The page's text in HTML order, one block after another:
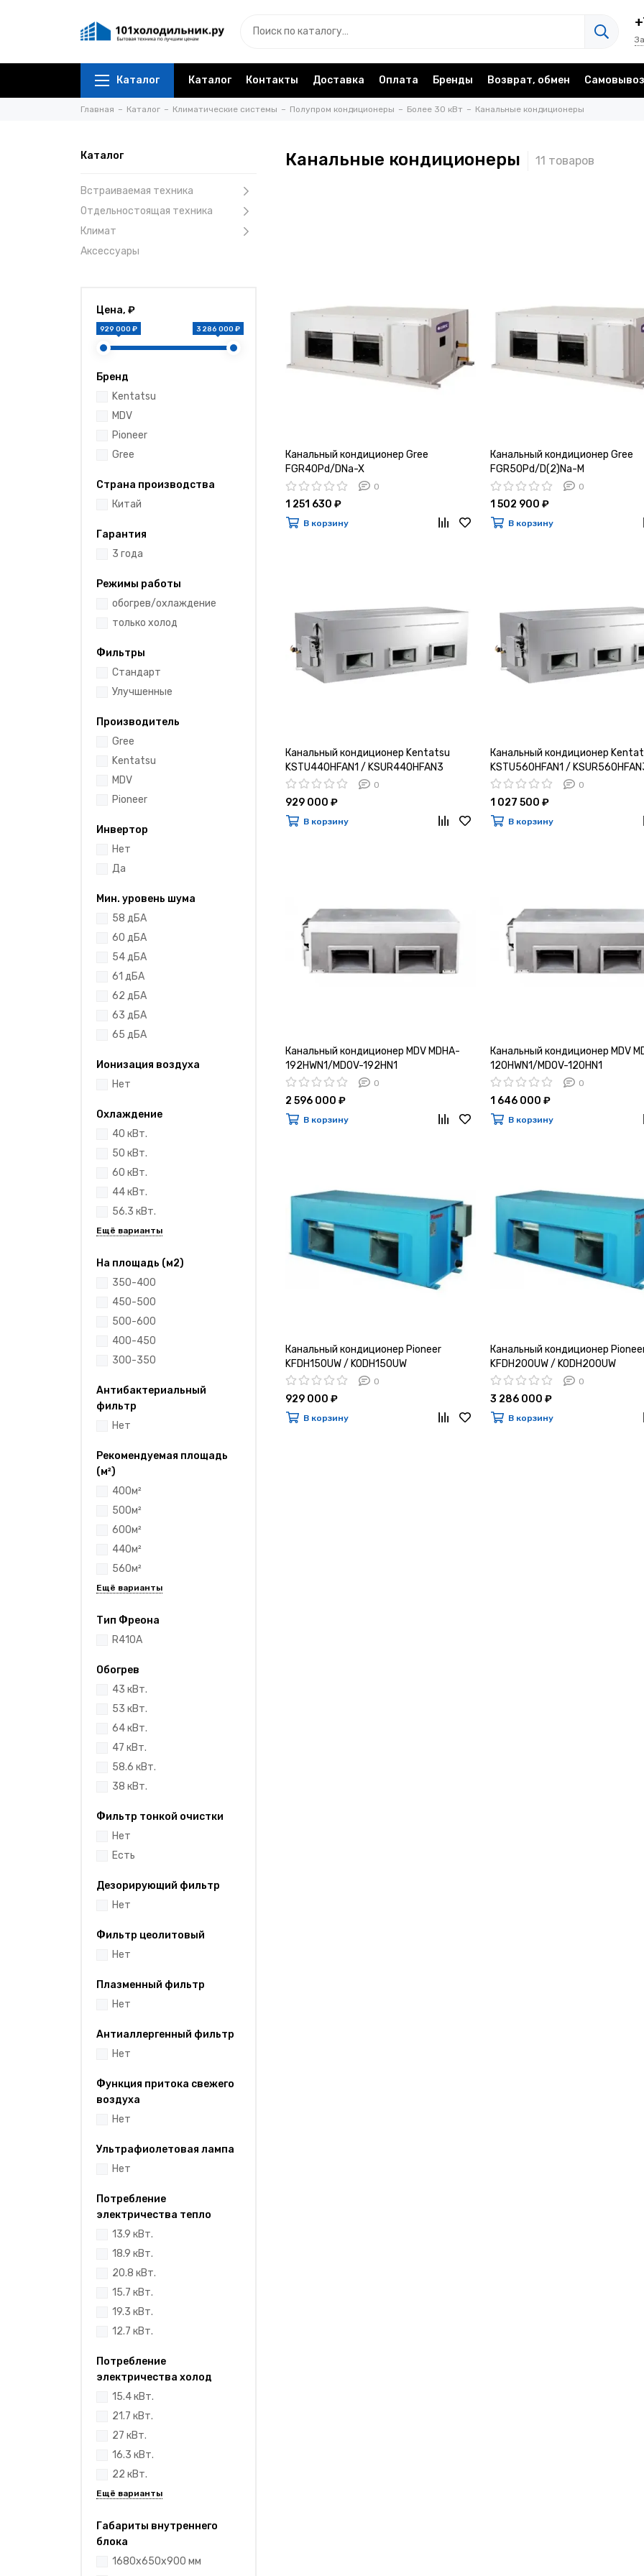
Каталог Каталог Контакты Доставка Оплата Бренды Возврат, обмен Самовывоз
Главная Каталог Климатические системы Полупром кондиционеры Более 30 кВт Канальные кондиционеры
Каталог
Встраиваемая техника
Отдельностоящая техника
Климат
Аксессуары
Цена, ₽
929 000 ₽ 3 286 000 ₽
Бренд
Kentatsu
MDV
Pioneer
Gree
Страна производства
Китай
Гарантия
3 года
Режимы работы
обогрев/охлаждение
только холод
Фильтры
Cтандарт
Улучшенные
Производитель
Gree
Kentatsu
MDV
Pioneer
Инвертор
Нет
Да
Мин. уровень шума
58 дБА
60 дБА
54 дБА
61 дБА
62 дБА
63 дБА
65 дБА
Ионизация воздуха
Нет
Охлаждение
40 кВт.
50 кВт.
60 кВт.
44 кВт.
56.3 кВт.
На площадь (м2)
350-400
450-500
500-600
400-450
300-350
Антибактериальный
фильтр
Нет
Рекомендуемая площадь
(м²)
400м²
500м²
600м²
440м²
560м²
Тип Фреона
R410A
Обогрев
43 кВт.
53 кВт.
64 кВт.
47 кВт.
58.6 кВт.
38 кВт.
Фильтр тонкой очистки
Нет
Есть
Дезорирующий фильтр
Нет
Фильтр цеолитовый
Нет
Плазменный фильтр
Нет
Антиаллергенный фильтр
Нет
Функция притока свежего
воздуха
Нет
Ультрафиолетовая лампа
Нет
Потребление
электричества тепло
13.9 кВт.
18.9 кВт.
20.8 кВт.
15.7 кВт.
19.3 кВт.
12.7 кВт.
Потребление
электричества холод
15.4 кВт.
21.7 кВт.
27 кВт.
16.3 кВт.
22 кВт.
Габариты внутреннего
блока
1680x650x900 мм
Канальные кондиционеры
Канальный кондиционер Gree
FGR40Pd/DNa-X
0
1 251 630 ₽
В корзину
Канальный кондиционер Gree
FGR50Pd/D(2)Na-M
0
1 502 900 ₽
В корзину
Канальный кондиционер Kentatsu
KSTU440HFAN1 / KSUR440HFAN3
0
929 000 ₽
В корзину
Канальный кондиционер
KSTU560HFAN1 /
0
1 027 500 ₽
В корзину
Канальный кондиционер MDV MDHA-
192HWN1/MDOV-192HN1
0
2 596 000 ₽
В корзину
Канальный кондиционер MDV
120HWN1/MDOV-120HN1
0
1 646 000 ₽
В корзину
Канальный кондиционер Pioneer
KFDH150UW / KODH150UW
0
929 000 ₽
В корзину
Канальный кондиционер
KFDH200UW / KODH200UW
0
3 286 000 ₽
В корзину